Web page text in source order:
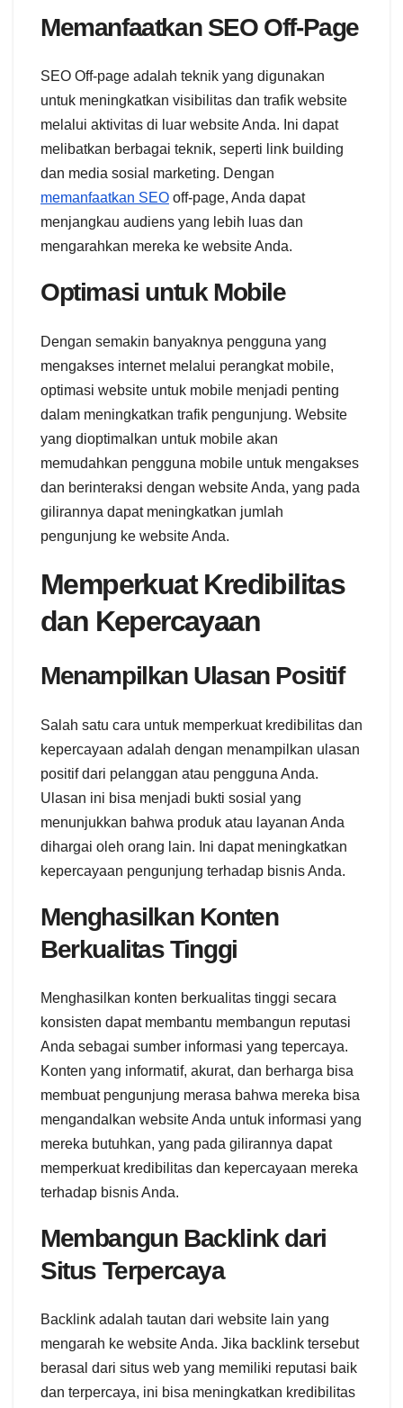
Memanfaatkan SEO Off-Page
SEO Off-page adalah teknik yang digunakan
untuk meningkatkan visibilitas dan trafik website
melalui aktivitas di luar website Anda. Ini dapat
melibatkan berbagai teknik, seperti link building
dan media sosial marketing. Dengan
memanfaatkan SEO off-page, Anda dapat
menjangkau audiens yang lebih luas dan
mengarahkan mereka ke website Anda.
Optimasi untuk Mobile
Dengan semakin banyaknya pengguna yang
mengakses internet melalui perangkat mobile,
optimasi website untuk mobile menjadi penting
dalam meningkatkan trafik pengunjung. Website
yang dioptimalkan untuk mobile akan
memudahkan pengguna mobile untuk mengakses
dan berinteraksi dengan website Anda, yang pada
gilirannya dapat meningkatkan jumlah
pengunjung ke website Anda.
Memperkuat Kredibilitas
dan Kepercayaan
Menampilkan Ulasan Positif
Salah satu cara untuk memperkuat kredibilitas dan
kepercayaan adalah dengan menampilkan ulasan
positif dari pelanggan atau pengguna Anda.
Ulasan ini bisa menjadi bukti sosial yang
menunjukkan bahwa produk atau layanan Anda
dihargai oleh orang lain. Ini dapat meningkatkan
kepercayaan pengunjung terhadap bisnis Anda.
Menghasilkan Konten
Berkualitas Tinggi
Menghasilkan konten berkualitas tinggi secara
konsisten dapat membantu membangun reputasi
Anda sebagai sumber informasi yang tepercaya.
Konten yang informatif, akurat, dan berharga bisa
membuat pengunjung merasa bahwa mereka bisa
mengandalkan website Anda untuk informasi yang
mereka butuhkan, yang pada gilirannya dapat
memperkuat kredibilitas dan kepercayaan mereka
terhadap bisnis Anda.
Membangun Backlink dari
Situs Terpercaya
Backlink adalah tautan dari website lain yang
mengarah ke website Anda. Jika backlink tersebut
berasal dari situs web yang memiliki reputasi baik
dan terpercaya, ini bisa meningkatkan kredibilitas